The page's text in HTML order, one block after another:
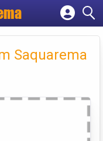
empresa
Saquarema